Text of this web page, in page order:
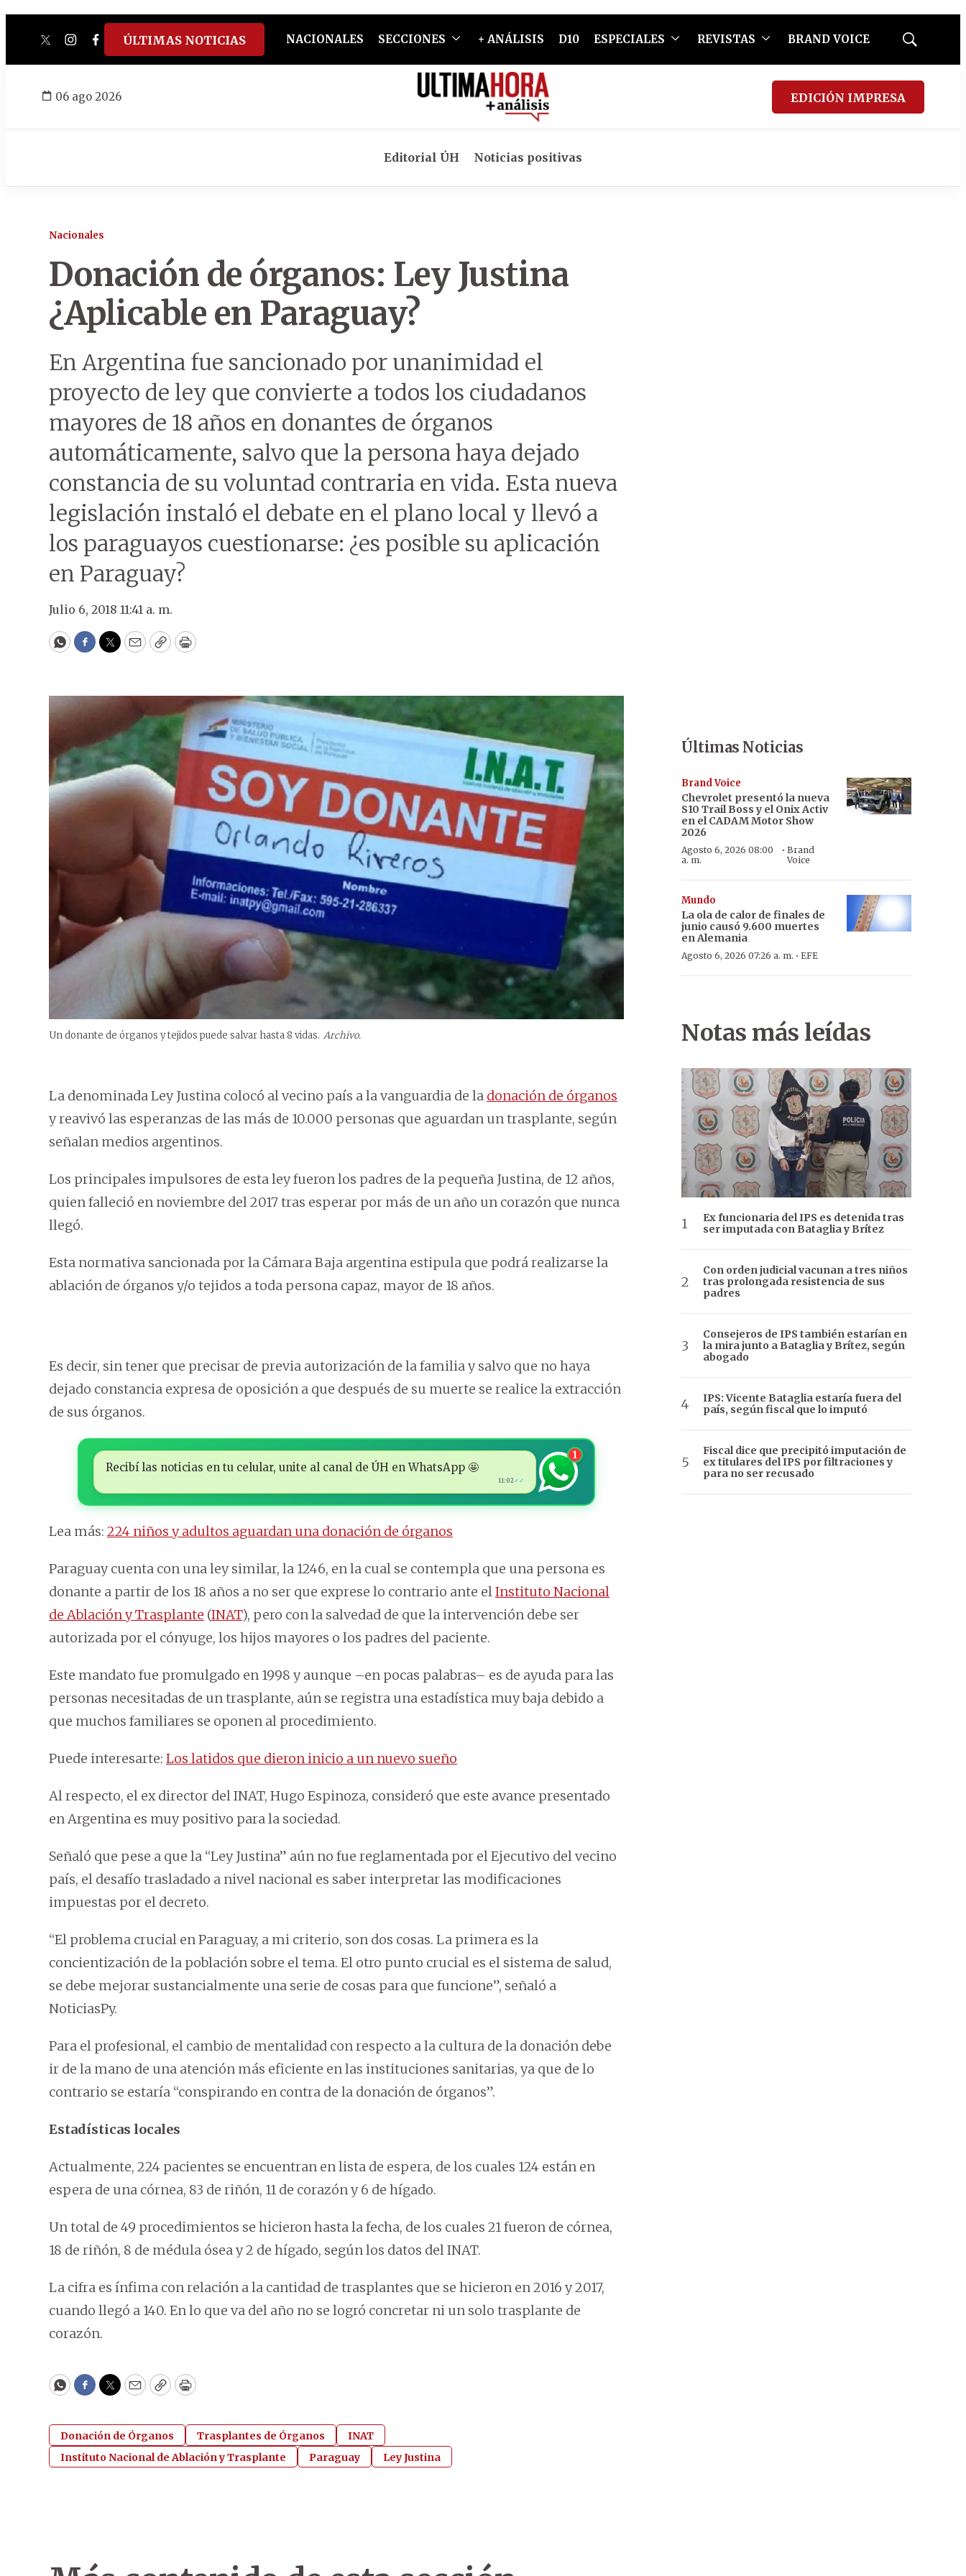
twitterinstagram
facebook
tiktokyoutube
spotify
ÚLTIMAS NOTICIAS NACIONALES SECCIONES + ANÁLISIS D10 ESPECIALES REVISTAS BRAND VOICE
Mostrar
06 ago 2026 EDICIÓN IMPRESA
Editorial ÚH Noticias positivas
Nacionales
Donación de órganos: Ley Justina
¿Aplicable en Paraguay?
En Argentina fue sancionado por unanimidad el
proyecto de ley que convierte a todos los ciudadanos
mayores de 18 años en donantes de órganos
automáticamente, salvo que la persona haya dejado
constancia de su voluntad contraria en vida. Esta nueva
legislación instaló el debate en el plano local y llevó a
los paraguayos cuestionarse: ¿es posible su aplicación
en Paraguay?
Julio 6, 2018 11:41 a. m.
WhatsApp
Facebook
Twitter
EmailCopyPrint
Un donante de órganos y tejidos puede salvar hasta 8 vidas. Archivo.
La denominada Ley Justina colocó al vecino país a la vanguardia de la donación de órganos
y reavivó las esperanzas de las más de 10.000 personas que aguardan un trasplante, según
señalan medios argentinos.
Los principales impulsores de esta ley fueron los padres de la pequeña Justina, de 12 años,
quien falleció en noviembre del 2017 tras esperar por más de un año un corazón que nunca
llegó.
Esta normativa sancionada por la Cámara Baja argentina estipula que podrá realizarse la
ablación de órganos y/o tejidos a toda persona capaz, mayor de 18 años.
Es decir, sin tener que precisar de previa autorización de la familia y salvo que no haya
dejado constancia expresa de oposición a que después de su muerte se realice la extracción
de sus órganos.
Recibí las noticias en tu celular, unite al canal de ÚH en WhatsApp 🤩
11:02✓✓
1
Lea más: 224 niños y adultos aguardan una donación de órganos
Paraguay cuenta con una ley similar, la 1246, en la cual se contempla que una persona es
donante a partir de los 18 años a no ser que exprese lo contrario ante elInstituto Nacional
de Ablación y Trasplante (INAT), pero con la salvedad de que la intervención debe ser
autorizada por el cónyuge, los hijos mayores o los padres del paciente.
Este mandato fue promulgado en 1998 y aunque –en pocas palabras– es de ayuda para las
personas necesitadas de un trasplante, aún se registra una estadística muy baja debido a
que muchos familiares se oponen al procedimiento.
Puede interesarte: Los latidos que dieron inicio a un nuevo sueño
Al respecto, el ex director del INAT, Hugo Espinoza, consideró que este avance presentado
en Argentina es muy positivo para la sociedad.
Señaló que pese a que la “Ley Justina” aún no fue reglamentada por el Ejecutivo del vecino
país, el desafío trasladado a nivel nacional es saber interpretar las modificaciones
impuestas por el decreto.
“El problema crucial en Paraguay, a mi criterio, son dos cosas. La primera es la
concientización de la población sobre el tema. El otro punto crucial es el sistema de salud,
se debe mejorar sustancialmente una serie de cosas para que funcione”, señaló a
NoticiasPy.
Para el profesional, el cambio de mentalidad con respecto a la cultura de la donación debe
ir de la mano de una atención más eficiente en las instituciones sanitarias, ya que de lo
contrario se estaría “conspirando en contra de la donación de órganos”.
Estadísticas locales
Actualmente, 224 pacientes se encuentran en lista de espera, de los cuales 124 están en
espera de una córnea, 83 de riñón, 11 de corazón y 6 de hígado.
Un total de 49 procedimientos se hicieron hasta la fecha, de los cuales 21 fueron de córnea,
18 de riñón, 8 de médula ósea y 2 de hígado, según los datos del INAT.
La cifra es ínfima con relación a la cantidad de trasplantes que se hicieron en 2016 y 2017,
cuando llegó a 140. En lo que va del año no se logró concretar ni un solo trasplante de
corazón.
WhatsApp
Facebook
Twitter
EmailCopyPrint
Donación de Órganos Trasplantes de Órganos
INAT
Instituto Nacional de Ablación y Trasplante
Paraguay Ley Justina
Últimas Noticias
Brand Voice
Chevrolet presentó la nueva
S10 Trail Boss y el Onix Activ
en el CADAM Motor Show
2026
Agosto 6, 2026 08:00
a. m.
·Brand
Voice
Mundo
La ola de calor de finales de
junio causó 9.600 muertes
en Alemania
Agosto 6, 2026 07:26 a. m. · EFE
Notas más leídas
Ex funcionaria del IPS es detenida tras
ser imputada con Bataglia y Brítez
Con orden judicial vacunan a tres niños
tras prolongada resistencia de sus
padres
Consejeros de IPS también estarían en
la mira junto a Bataglia y Brítez, según
abogado
IPS: Vicente Bataglia estaría fuera del
país, según fiscal que lo imputó
Fiscal dice que precipitó imputación de
ex titulares del IPS por filtraciones y
para no ser recusado